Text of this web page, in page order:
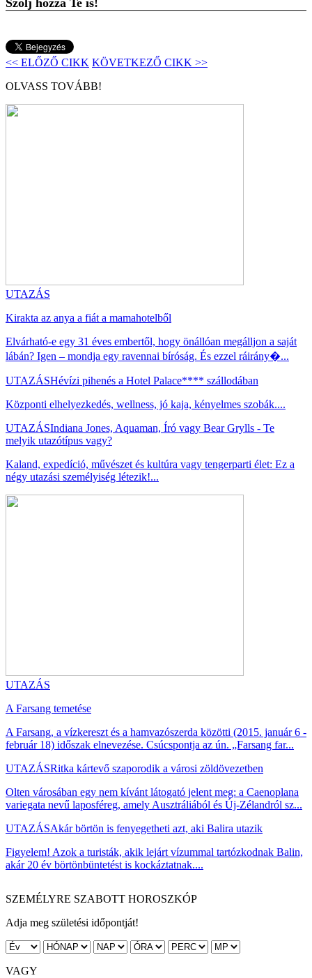
Szólj hozzá Te is!
<< ELŐZŐ CIKK KÖVETKEZŐ CIKK >>
OLVASS TOVÁBB!
UTAZÁS
Kirakta az anya a fiát a mamahotelből
Elvárható-e egy 31 éves embertől, hogy önállóan megálljon a saját
lábán? Igen – mondja egy ravennai bíróság. És ezzel ráirány�...
UTAZÁSHévízi pihenés a Hotel Palace**** szállodában
Központi elhelyezkedés, wellness, jó kaja, kényelmes szobák....
UTAZÁSIndiana Jones, Aquaman, Író vagy Bear Grylls - Te
melyik utazótípus vagy?
Kaland, expedíció, művészet és kultúra vagy tengerparti élet: Ez a
négy utazási személyiség létezik!...
UTAZÁS
A Farsang temetése
A Farsang, a vízkereszt és a hamvazószerda közötti (2015. január 6 -
február 18) időszak elnevezése. Csúcspontja az ún. „Farsang far...
UTAZÁSRitka kártevő szaporodik a városi zöldövezetben
Olten városában egy nem kívánt látogató jelent meg: a Caenoplana
variegata nevű laposféreg, amely Ausztráliából és Új-Zélandról sz...
UTAZÁSAkár börtön is fenyegetheti azt, aki Balira utazik
Figyelem! Azok a turisták, akik lejárt vízummal tartózkodnak Balin,
akár 20 év börtönbüntetést is kockáztatnak....
SZEMÉLYRE SZABOTT HOROSZKÓP
Adja meg születési időpontját!
VAGY